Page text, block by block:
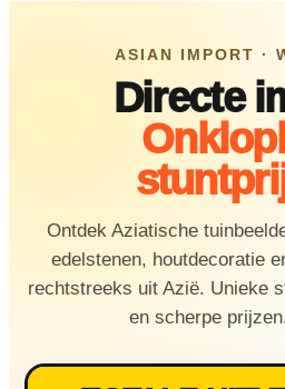
Edelstenen & Kristallen
Wierook & geur
Spiritueel & Ritueel
Nieuw & verwacht
Veilingen / Opbod
ASIAN IMPORT ·
Directe
Ontdek Aziatische
edelstenen, houtdecoratie
rechtstreeks uit Azië. Unieke
en scherpe